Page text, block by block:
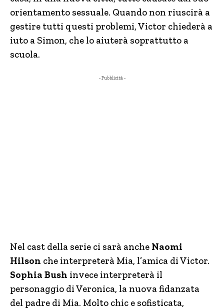
orientamento sessuale. Quando non riuscirà a
gestire tutti questi problemi, Victor chiederà a
iuto a Simon, che lo aiuterà soprattutto a
scuola.
- Pubblicità -
Nel cast della serie ci sarà anche Naomi
Hilson che interpreterà Mia, l’amica di Victor.
Sophia Bush invece interpreterà il
personaggio di Veronica, la nuova fidanzata
del padre di Mia. Molto chic e sofisticata,